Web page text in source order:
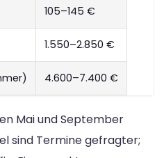
105–145 €
1.550–2.850 €
4.600–7.400 €
Mai und September
sind Termine gefragter;